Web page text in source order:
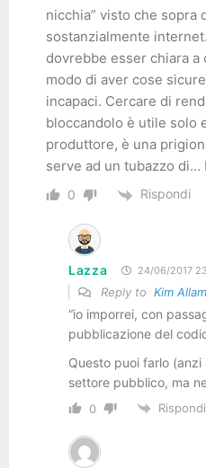
nicchia” visto che sopra
sostanzialmente
dovrebbe esser chiara a
modo di aver cose
incapaci. Cercare di
bloccandolo è utile solo
produttore, è una
serve ad un tubazzo di…
0 Rispondi
Lazza 24/06/2017
Reply to Kim
“io imporrei, con
pubblicazione del
Questo puoi farlo
settore pubblico, ma
0 Rispondi